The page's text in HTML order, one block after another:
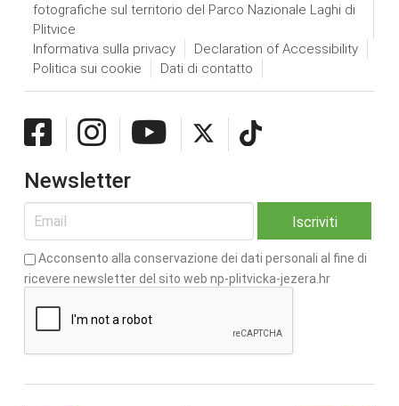
fotografiche sul territorio del Parco Nazionale Laghi di
Plitvice
Informativa sulla privacy
Declaration of Accessibility
Politica sui cookie
Dati di contatto
Newsletter
Acconsento alla conservazione dei dati personali al fine di
ricevere newsletter del sito web np-plitvicka-jezera.hr